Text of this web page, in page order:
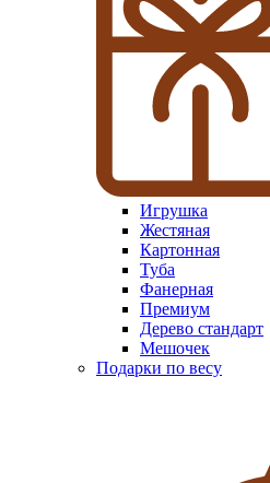
Игрушка
Жестяная
Картонная
Туба
Фанерная
Премиум
Дерево стандарт
Мешочек
Подарки по весу